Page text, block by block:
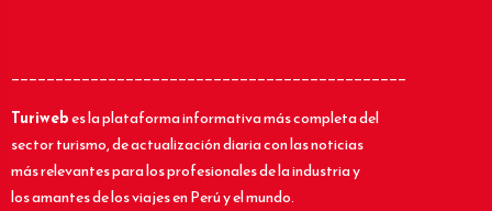
_____________________________________________
Turiwebes la plataforma informativa más completa del
sector turismo, de actualización diaria con las noticias
más relevantes para los profesionales de la industria y
los amantes de los viajes en Perú y el mundo.